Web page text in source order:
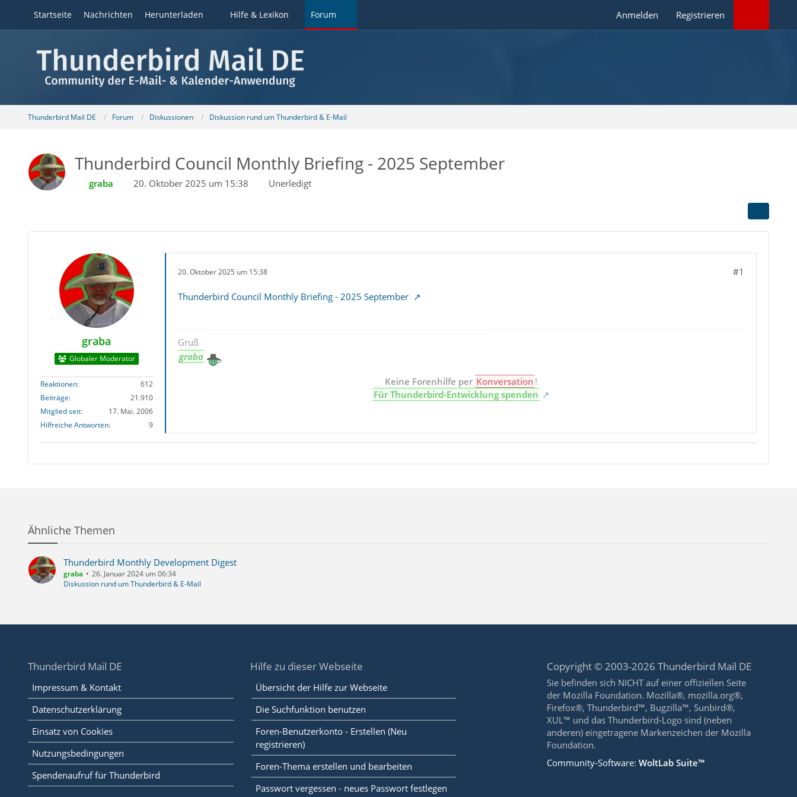
Startseite Nachrichten Herunterladen Hilfe & Lexikon Forum Anmelden Registrieren
Thunderbird Mail DE Forum Diskussionen Diskussion rund um Thunderbird & E-Mail
Thunderbird Council Monthly Briefing - 2025 September
graba 20. Oktober 2025 um 15:38 Unerledigt
graba
Globaler Moderator
Reaktionen
612
Beiträge
21.910
Mitglied seit
17. Mai. 2006
Hilfreiche Antworten
9
20. Oktober 2025 um 15:38 #1
Thunderbird Council Monthly Briefing - 2025 September
Gruß
graba
Keine Forenhilfe per Konversation !
Für Thunderbird-Entwicklung spenden
Ähnliche Themen
Thunderbird Monthly Development Digest
graba
26. Januar 2024 um 06:34
Diskussion rund um Thunderbird & E-Mail
Thunderbird Mail DE
Impressum & Kontakt
Datenschutzerklärung
Einsatz von Cookies
Nutzungsbedingungen
Spendenaufruf für Thunderbird
Hilfe zu dieser Webseite
Übersicht der Hilfe zur Webseite
Die Suchfunktion benutzen
Foren-Benutzerkonto - Erstellen (Neu
registrieren)
Foren-Thema erstellen und bearbeiten
Passwort vergessen - neues Passwort festlegen
Copyright © 2003-2026 Thunderbird Mail DE
Sie befinden sich NICHT auf einer offiziellen Seite
der Mozilla Foundation. Mozilla®, mozilla.org®,
Firefox®, Thunderbird™, Bugzilla™, Sunbird®,
XUL™ und das Thunderbird-Logo sind (neben
anderen) eingetragene Markenzeichen der Mozilla
Foundation.
Community-Software:WoltLab Suite™